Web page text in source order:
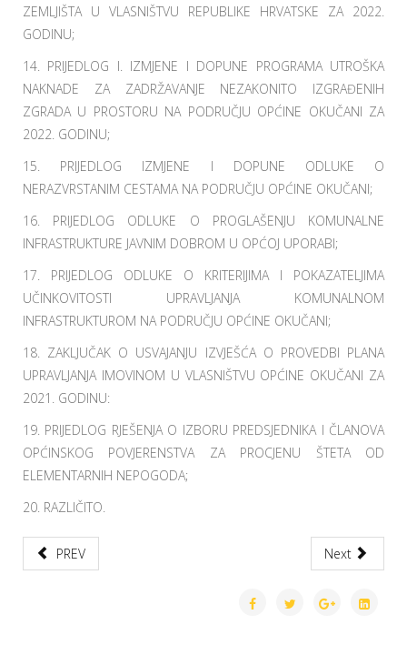
ZEMLJIŠTA U VLASNIŠTVU REPUBLIKE HRVATSKE ZA 2022.
GODINU;
14. PRIJEDLOG I. IZMJENE I DOPUNE PROGRAMA UTROŠKA
NAKNADE ZA ZADRŽAVANJE NEZAKONITO IZGRAĐENIH
ZGRADA U PROSTORU NA PODRUČJU OPĆINE OKUČANI ZA
2022. GODINU;
15. PRIJEDLOG IZMJENE I DOPUNE ODLUKE O
NERAZVRSTANIM CESTAMA NA PODRUČJU OPĆINE OKUČANI;
16. PRIJEDLOG ODLUKE O PROGLAŠENJU KOMUNALNE
INFRASTRUKTURE JAVNIM DOBROM U OPĆOJ UPORABI;
17. PRIJEDLOG ODLUKE O KRITERIJIMA I POKAZATELJIMA
UČINKOVITOSTI UPRAVLJANJA KOMUNALNOM
INFRASTRUKTUROM NA PODRUČJU OPĆINE OKUČANI;
18. ZAKLJUČAK O USVAJANJU IZVJEŠĆA O PROVEDBI PLANA
UPRAVLJANJA IMOVINOM U VLASNIŠTVU OPĆINE OKUČANI ZA
2021. GODINU:
19. PRIJEDLOG RJEŠENJA O IZBORU PREDSJEDNIKA I ČLANOVA
OPĆINSKOG POVJERENSTVA ZA PROCJENU ŠTETA OD
ELEMENTARNIH NEPOGODA;
20. RAZLIČITO.
PREV Next